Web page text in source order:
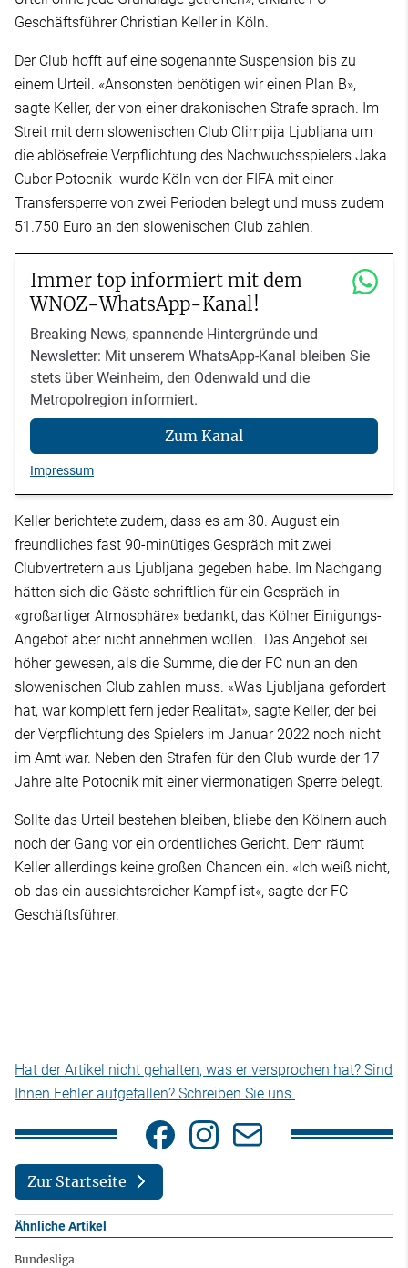
Geschäftsführer Christian Keller in Köln.
Der Club hofft auf eine sogenannte Suspension bis zu
einem Urteil. «Ansonsten benötigen wir einen Plan B»,
sagte Keller, der von einer drakonischen Strafe sprach. Im
Streit mit dem slowenischen Club Olimpija Ljubljana um
die ablösefreie Verpflichtung des Nachwuchsspielers Jaka
Cuber Potocnik wurde Köln von der FIFA mit einer
Transfersperre von zwei Perioden belegt und muss zudem
51.750 Euro an den slowenischen Club zahlen.
Immer top informiert mit dem
WNOZ-WhatsApp-Kanal!
Breaking News, spannende Hintergründe und
Newsletter: Mit unserem WhatsApp-Kanal bleiben Sie
stets über Weinheim, den Odenwald und die
Metropolregion informiert.
Zum Kanal
Impressum
Keller berichtete zudem, dass es am 30. August ein
freundliches fast 90-minütiges Gespräch mit zwei
Clubvertretern aus Ljubljana gegeben habe. Im Nachgang
hätten sich die Gäste schriftlich für ein Gespräch in
«großartiger Atmosphäre» bedankt, das Kölner Einigungs-
Angebot aber nicht annehmen wollen. Das Angebot sei
höher gewesen, als die Summe, die der FC nun an den
slowenischen Club zahlen muss. «Was Ljubljana gefordert
hat, war komplett fern jeder Realität», sagte Keller, der bei
der Verpflichtung des Spielers im Januar 2022 noch nicht
im Amt war. Neben den Strafen für den Club wurde der 17
Jahre alte Potocnik mit einer viermonatigen Sperre belegt.
Sollte das Urteil bestehen bleiben, bliebe den Kölnern auch
noch der Gang vor ein ordentliches Gericht. Dem räumt
Keller allerdings keine großen Chancen ein. «Ich weiß nicht,
ob das ein aussichtsreicher Kampf ist«, sagte der FC-
Geschäftsführer.
Hat der Artikel nicht gehalten, was er versprochen hat? Sind
Ihnen Fehler aufgefallen? Schreiben Sie uns.
Zur Startseite
Ähnliche Artikel
Bundesliga